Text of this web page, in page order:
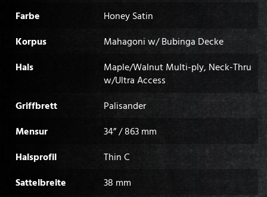
Farbe
Honey Satin
Korpus
Mahagoni w/ Bubinga Decke
Hals
Maple/Walnut Multi-ply, Neck-Thru
w/Ultra Access
Griffbrett
Palisander
Mensur
34” / 863 mm
Halsprofil
Thin C
Sattelbreite
38 mm